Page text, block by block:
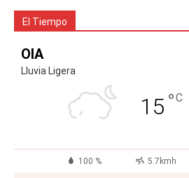
El Tiempo
OIA
Lluvia Ligera
15 °C
100 % 5.7kmh